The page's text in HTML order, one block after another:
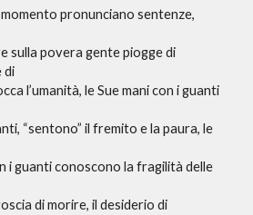
pronunciano sentenze,
sulla povera gente piogge di
di
l’umanità, le Sue mani con i guanti
“sentono” il fremito e la paura, le
i guanti conoscono la fragilità delle
di morire, il desiderio di